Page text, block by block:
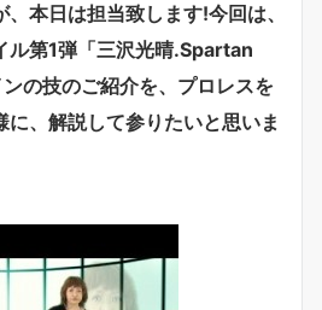
本日は担当致します!今回は、
ル第1弾「三沢光晴.Spartan
の技のご紹介を、プロレスを
に、解説して参りたいと思いま